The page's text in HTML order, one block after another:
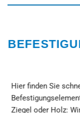
Hier finden Sie
Ziegel oder Holz: